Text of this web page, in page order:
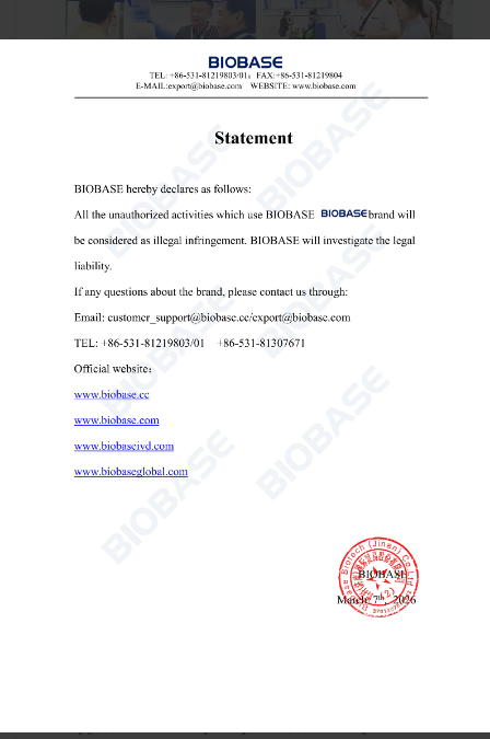
Юго-Восточная Азия, будучи стратегическим
регионом, обладает огромным потенциалом для
развития здравоохранения. БИОБАЗА